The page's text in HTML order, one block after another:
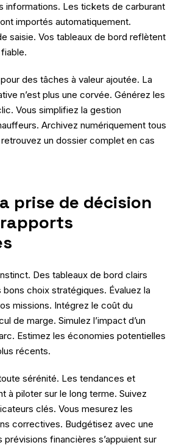
informations. Les tickets de carburant
importés automatiquement.
saisie. Vos tableaux de bord reflètent
des tâches à valeur ajoutée. La
n’est plus une corvée. Générez les
Vous simplifiez la gestion
Archivez numériquement tous
un dossier complet en cas
prise de décision
Des tableaux de bord clairs
choix stratégiques. Évaluez la
missions. Intégrez le coût du
de marge. Simulez l’impact d’un
Estimez les économies potentielles
récents.
sérénité. Les tendances et
à piloter sur le long terme. Suivez
clés. Vous mesurez les
correctives. Budgétisez avec une
financières s’appuient sur